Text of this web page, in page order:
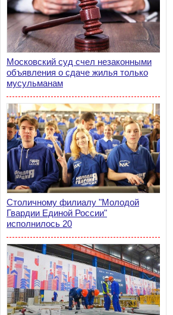
Московский суд счел незаконными
объявления о сдаче жилья только
мусульманам
Столичному филиалу "Молодой
Гвардии Единой России"
исполнилось 20